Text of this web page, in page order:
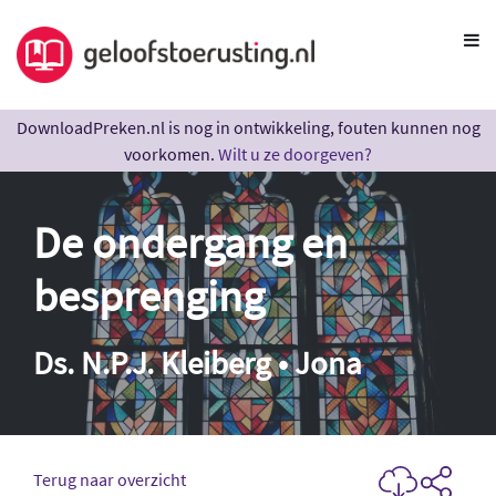
DownloadPreken.nl is nog in ontwikkeling, fouten kunnen nog
voorkomen. Wilt u ze doorgeven?
De ondergang en
besprenging
Ds. N.P.J. Kleiberg • Jona
Terug naar overzicht